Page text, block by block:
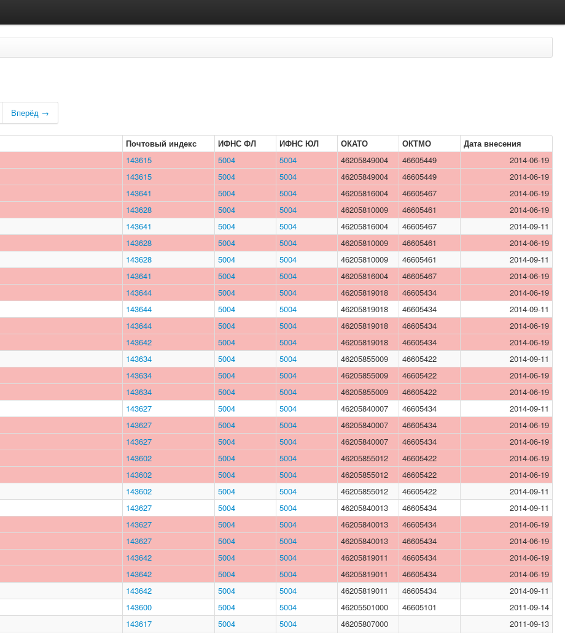
Вперёд →
Почтовый индекс ИФНС ФЛ ИФНС ЮЛ ОКАТО ОКТМО
Дата внесения
143615 5004 5004 46205849004 46605449
2014-06-19
143615 5004 5004 46205849004 46605449
2014-06-19
143641 5004 5004 46205816004 46605467
2014-06-19
143628 5004 5004 46205810009 46605461
2014-06-19
143641 5004 5004 46205816004 46605467
2014-09-11
143628 5004 5004 46205810009 46605461
2014-06-19
143628 5004 5004 46205810009 46605461
2014-09-11
143641 5004 5004 46205816004 46605467
2014-06-19
143644 5004 5004 46205819018 46605434
2014-06-19
143644 5004 5004 46205819018 46605434
2014-09-11
143644 5004 5004 46205819018 46605434
2014-06-19
143642 5004 5004 46205819018 46605434
2014-06-19
143634 5004 5004 46205855009 46605422
2014-09-11
143634 5004 5004 46205855009 46605422
2014-06-19
143634 5004 5004 46205855009 46605422
2014-06-19
143627 5004 5004 46205840007 46605434
2014-09-11
143627 5004 5004 46205840007 46605434
2014-06-19
143627 5004 5004 46205840007 46605434
2014-06-19
143602 5004 5004 46205855012 46605422
2014-06-19
143602 5004 5004 46205855012 46605422
2014-06-19
143602 5004 5004 46205855012 46605422
2014-09-11
143627 5004 5004 46205840013 46605434
2014-09-11
143627 5004 5004 46205840013 46605434
2014-06-19
143627 5004 5004 46205840013 46605434
2014-06-19
143642 5004 5004 46205819011 46605434
2014-06-19
143642 5004 5004 46205819011 46605434
2014-06-19
143642 5004 5004 46205819011 46605434
2014-09-11
143600 5004 5004 46205501000 46605101
2011-09-14
143617 5004 5004 46205807000
2011-09-13